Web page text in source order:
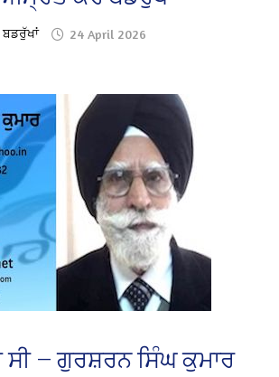
24 April 2026
ਸੀ — ਗੁਰਸ਼ਰਨ ਸਿੰਘ ਕੁਮਾਰ